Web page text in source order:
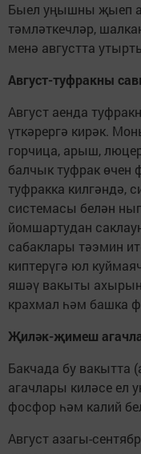
Быел уңышны җыеп
тәмләткечләр,
менә августта
Август-туфракны
Август аенда
үткәрергә кирәк.
горчица, арыш,
балчык туфрак өчен
туфракка килгәндә,
системасы белән
йомшартудан
сабаклары тәэмин
киптерүгә юл
яшәү вакыты
крахмал һәм башка
Җиләк-җимеш
Бакчада бу вакытта
агачлары киләсе ел
фосфор һәм калий
Август азагы-